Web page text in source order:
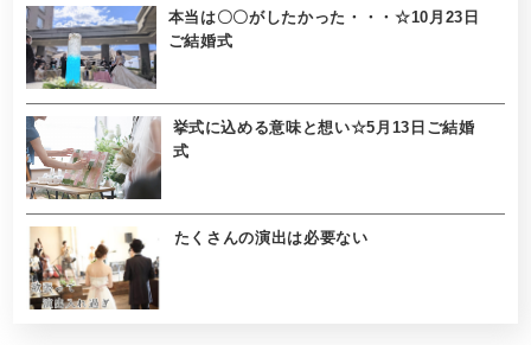
本当は〇〇がしたかった・・・☆10月23日
ご結婚式
挙式に込める意味と想い☆5月13日ご結婚
式
たくさんの演出は必要ない